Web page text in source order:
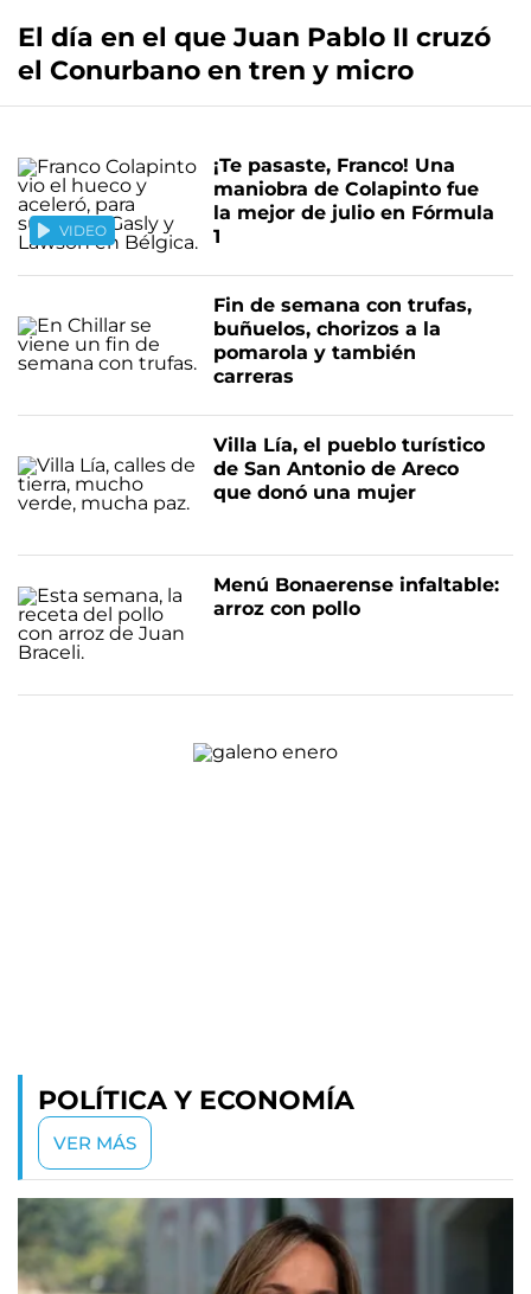
El día en el que Juan Pablo II cruzó
el Conurbano en tren y micro
VIDEO
¡Te pasaste, Franco! Una
maniobra de Colapinto fue
la mejor de julio en Fórmula
1
Fin de semana con trufas,
buñuelos, chorizos a la
pomarola y también
carreras
Villa Lía, el pueblo turístico
de San Antonio de Areco
que donó una mujer
Menú Bonaerense infaltable:
arroz con pollo
POLÍTICA Y ECONOMÍA
VER MÁS